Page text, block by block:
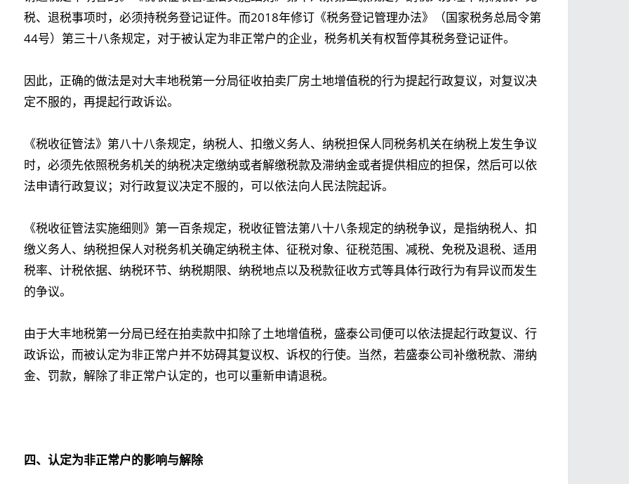
税、退税事项时，必须持税务登记证件。而2018年修订《税务登记管理办法》（国家税务总局令第
44号）第三十八条规定，对于被认定为非正常户的企业，税务机关有权暂停其税务登记证件。
因此，正确的做法是对大丰地税第一分局征收拍卖厂房土地增值税的行为提起行政复议，对复议决
定不服的，再提起行政诉讼。
《税收征管法》第八十八条规定，纳税人、扣缴义务人、纳税担保人同税务机关在纳税上发生争议
时，必须先依照税务机关的纳税决定缴纳或者解缴税款及滞纳金或者提供相应的担保，然后可以依
法申请行政复议；对行政复议决定不服的，可以依法向人民法院起诉。
《税收征管法实施细则》第一百条规定，税收征管法第八十八条规定的纳税争议，是指纳税人、扣
缴义务人、纳税担保人对税务机关确定纳税主体、征税对象、征税范围、减税、免税及退税、适用
税率、计税依据、纳税环节、纳税期限、纳税地点以及税款征收方式等具体行政行为有异议而发生
的争议。
由于大丰地税第一分局已经在拍卖款中扣除了土地增值税，盛泰公司便可以依法提起行政复议、行
政诉讼，而被认定为非正常户并不妨碍其复议权、诉权的行使。当然，若盛泰公司补缴税款、滞纳
金、罚款，解除了非正常户认定的，也可以重新申请退税。
四、认定为非正常户的影响与解除